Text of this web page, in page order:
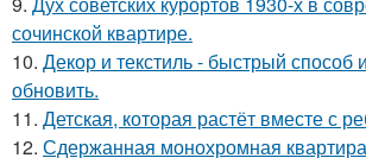
сочинской квартире.
10. Декор и текстиль - быстрый способ
обновить.
11. Детская, которая растёт вместе с
12. Сдержанная монохромная